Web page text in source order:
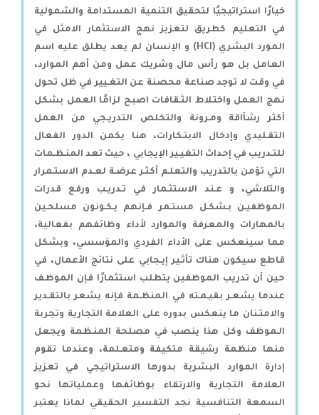
خيارًا استراتيجيًا لتحقيق التنمية المستدامة والشمولية
في التعليم كطريق لتعزيز نهج الاستثمار الامثل في
المورد البشري (HCI) و الإنسان لم يعد يطلق عليه اسم
العامل بل هو رأس مال وشريك عمل ومن أهم الموارد،
في وقت لا توجد صناعة محصنة عن التغـيير في ظل تحول
نهج العمل واختـلاط الثـقافات اصبح لزامًا العمل بشكل
أكثر رشأاقة ومـرونة والتخلص التدريـجي من العمل
التقـليدي وإدخال الابتـكارات، هنا يكمن الدور الفعال
للتـدريب في إحداث التغيـير الإيجابي ، حيث تعد المنـظـمات
التي تؤمن بالتدريب والتعلـم أكثـر عرضـة لعـدم الاستـمرار
والتلاشي، و عـند الاستثـمار في تـدريـب ورفع قدرات
الموظفيـن بـشكـل مستـمر فـإنهم يـكـونون مسلحـين
بالمهارات والمعرفة والموارد لأداء وظائفهم بفعالية،
مما سينعكس على الأداء الفردي والمؤسسي، وبشكل
قاطع سيكون هناك تأثـير إيـجابي على نتائج الأعمال، في
حين أن تدريب الموظفين يتطلب استثمارًا فإن الموظـف
عندما يشعـر بقيـمـته في المنظـمة فإنه يشعر بالتقـدير
والامتـنان ما ينعكس بدوره على العلامة التجارية وتجربة
الـموظف وكل هذا ينصب في مصلحة المنـظمة ويجعل
منها منظمة رشيقة متكيفة ومتعـلمة، وعندما تقوم
إدارة الموارد البشرية بدورها الاستراتيجي في تعزيز
العلامة التجارية والارتقاء بوظائفها وعملياتها نحو
السمعة التنافسية نجد التفسير الحقيقي لماذا يعتبر